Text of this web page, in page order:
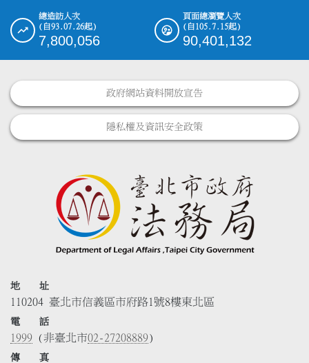
總造訪人次
(自93.07.26起)
7,800,056
頁面總瀏覽人次
(自105.7.15起)
90,401,132
政府網站資料開放宣告
隱私權及資訊安全政策
地 址
110204 臺北市信義區市府路1號8樓東北區
電 話
1999 (非臺北市02-27208889)
傳 真